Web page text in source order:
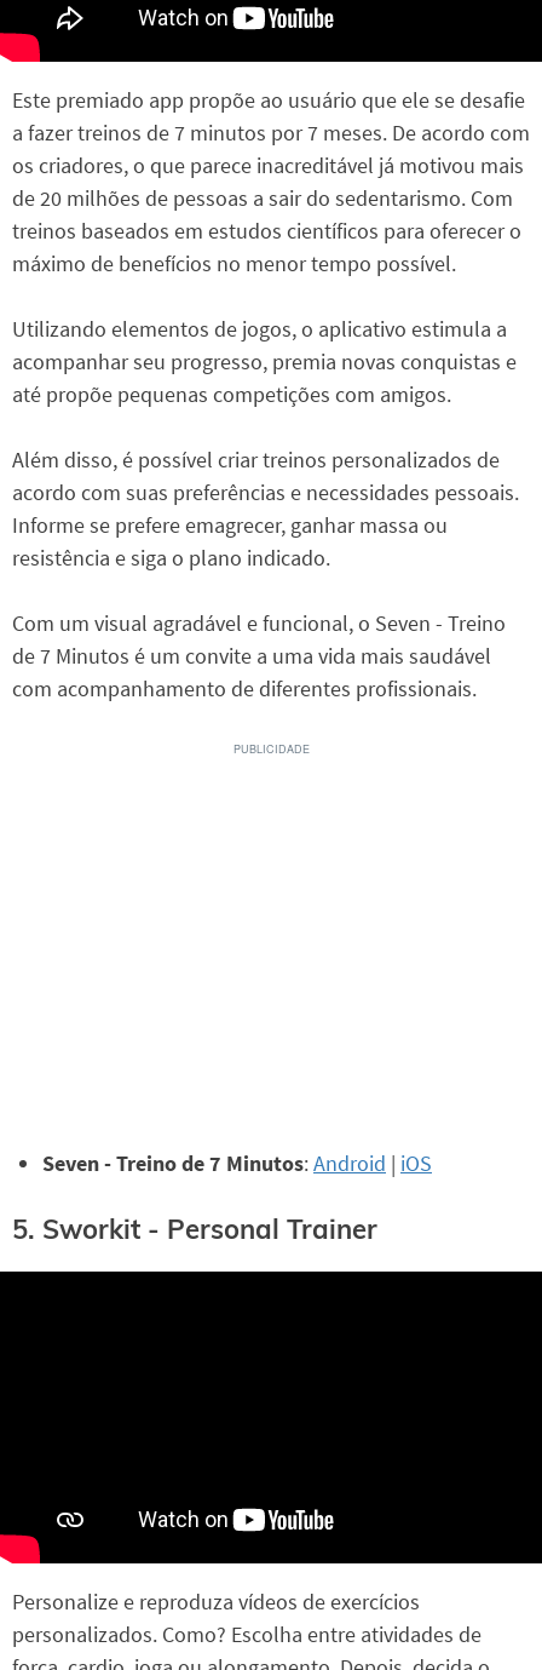
Este premiado app propõe ao usuário que ele se desafie
a fazer treinos de 7 minutos por 7 meses. De acordo com
os criadores, o que parece inacreditável já motivou mais
de 20 milhões de pessoas a sair do sedentarismo. Com
treinos baseados em estudos científicos para oferecer o
máximo de benefícios no menor tempo possível.
Utilizando elementos de jogos, o aplicativo estimula a
acompanhar seu progresso, premia novas conquistas e
até propõe pequenas competições com amigos.
Além disso, é possível criar treinos personalizados de
acordo com suas preferências e necessidades pessoais.
Informe se prefere emagrecer, ganhar massa ou
resistência e siga o plano indicado.
Com um visual agradável e funcional, o Seven - Treino
de 7 Minutos é um convite a uma vida mais saudável
com acompanhamento de diferentes profissionais.
Seven - Treino de 7 Minutos:Android | iOS
5. Sworkit - Personal Trainer
Personalize e reproduza vídeos de exercícios
personalizados. Como? Escolha entre atividades de